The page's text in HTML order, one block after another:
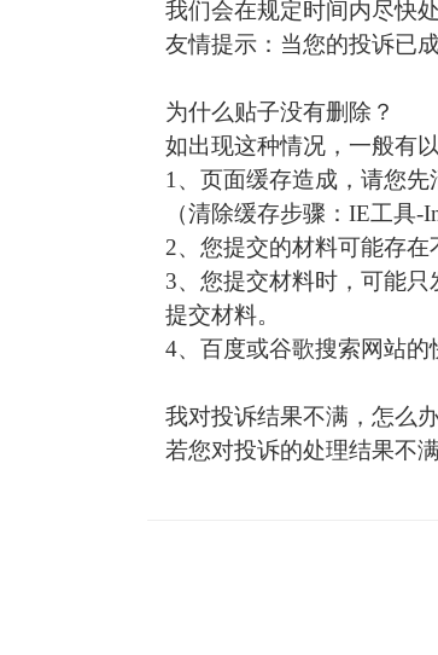
我们会在规定时间内尽快
友情提示：当您的投诉已
为什么贴子没有删除？
如出现这种情况，一般有
1、页面缓存造成，请您先
（清除缓存步骤：IE工具-
2、您提交的材料可能存
3、您提交材料时，可能
提交材料。
4、百度或谷歌搜索网站的
我对投诉结果不满，怎么
若您对投诉的处理结果不